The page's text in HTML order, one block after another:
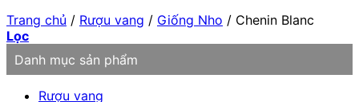
Trang chủ / Rượu vang / Giống Nho / Chenin Blanc
Lọc
Danh mục sản phẩm
Rượu vang